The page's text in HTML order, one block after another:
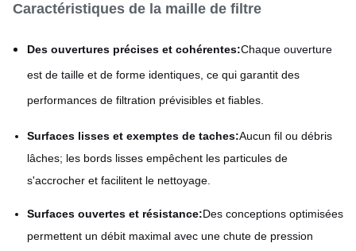
Caractéristiques de la maille de filtre
Des ouvertures précises et cohérentes:Chaque ouverture
est de taille et de forme identiques, ce qui garantit des
performances de filtration prévisibles et fiables.
Surfaces lisses et exemptes de taches:Aucun fil ou débris
lâches; les bords lisses empêchent les particules de
s'accrocher et facilitent le nettoyage.
Surfaces ouvertes et résistance:Des conceptions optimisées
permettent un débit maximal avec une chute de pression